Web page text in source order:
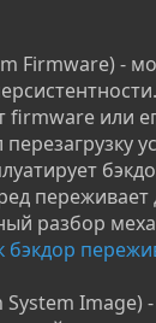
Firmware) -
firmware или
разбор
бэкдор
System Image)